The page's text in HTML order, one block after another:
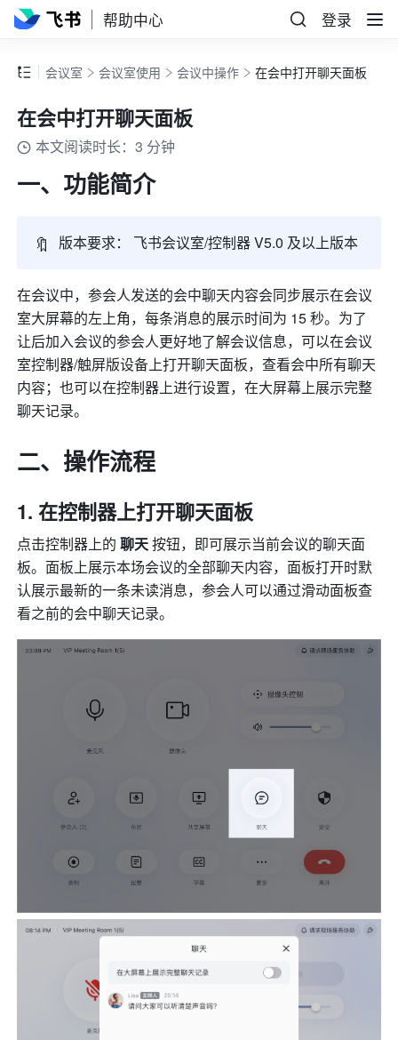
帮助中心 登录
会议室 会议室使用 会议中操作 在会中打开聊天面板
在会中打开聊天面板
本文阅读时长：3 分钟
一、功能简介
🔖 版本要求： 飞书会议室/控制器 V5.0 及以上版本
在会议中，参会人发送的会中聊天内容会同步展示在会议
室大屏幕的左上角，每条消息的展示时间为 15 秒。为了
让后加入会议的参会人更好地了解会议信息，可以在会议
室控制器/触屏版设备上打开聊天面板，查看会中所有聊天
内容；也可以在控制器上进行设置，在大屏幕上展示完整
聊天记录。
二、操作流程
在控制器上打开聊天面板
点击控制器上的 聊天 按钮，即可展示当前会议的聊天面
板。面板上展示本场会议的全部聊天内容，面板打开时默
认展示最新的一条未读消息，参会人可以通过滑动面板查
看之前的会中聊天记录。